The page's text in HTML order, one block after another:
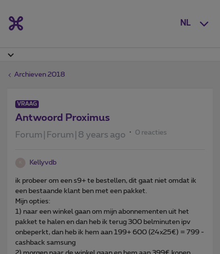
NL
Archieven 2018
VRAAG
Antwoord Proximus
Forum|Forum|8 years ago 0 reacties
Kellyvdb
ik probeer om een s9+ te bestellen, dit gaat niet omdat ik
een bestaande klant ben met een pakket.
Mijn opties:
1) naar een winkel gaan om mijn abonnementen uit het
pakket te halen en dan heb ik terug 300 belminuten ipv
onbeperkt, dan heb ik hem aan 199+ 600 (24x25€) = 799 -
cashback samsung